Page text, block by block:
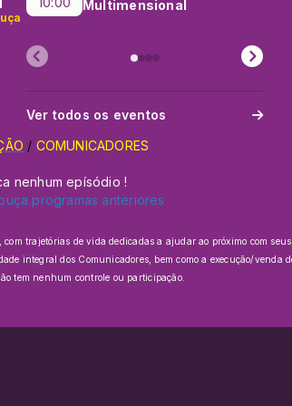
Multimensional
Ver todos os eventos
/ COMUNICADORES
nenhum epísódio !
programas anteriores
trajetórias de vida dedicadas a ajudar ao próximo com
integral dos Comunicadores, bem como a execução/venda
tem nenhum controle ou participação.